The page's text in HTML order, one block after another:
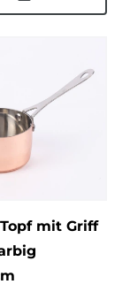
mit Griff